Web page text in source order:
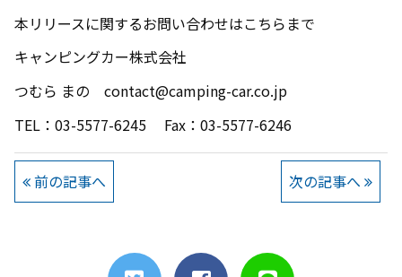
本リリースに関するお問い合わせはこちらまで
キャンピングカー株式会社
つむら まの contact@camping-car.co.jp
TEL：03-5577-6245 Fax：03-5577-6246
前の記事へ 次の記事へ